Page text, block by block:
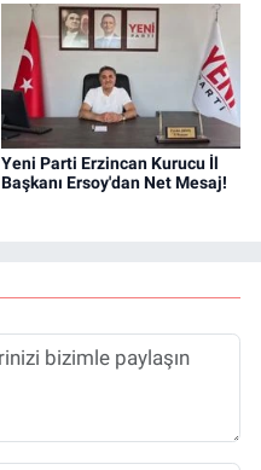
Yeni Parti Erzincan Kurucu İl
Başkanı Ersoy'dan Net Mesaj!